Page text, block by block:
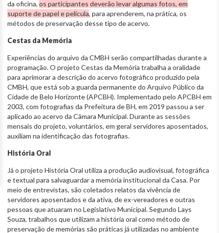
da oficina, os participantes deverão levar algumas fotos, em
suporte de papel e película, para aprenderem, na prática, os
métodos de preservação desse tipo de acervo.
Cestas da Memória
Experiências do arquivo da CMBH serão compartilhadas durante a
programação. O projeto Cestas da Memória trabalha a oralidade
para aprimorar a descrição do acervo fotográfico produzido pela
CMBH, que está sob a guarda permanente do Arquivo Público da
Cidade de Belo Horizonte (APCBH). Implementado pelo APCBH em
2003, com fotografias da Prefeitura de BH, em 2019 passou a ser
aplicado ao acervo da Câmara Municipal. Durante as sessões
mensais do projeto, voluntários, em geral servidores aposentados,
auxiliam na identificação das fotografias.
História Oral
Já o projeto História Oral utiliza a produção audiovisual, fotográfica
e textual para salvaguardar a memória institucional da Casa. Por
meio de entrevistas, são coletados relatos da vivência de
servidores aposentados e da ativa, de ex-vereadores e outras
pessoas que atuaram no Legislativo Municipal. Segundo Lays
Souza, trabalhos que utilizam a história oral como método de
preservação de memórias são práticas já utilizadas no ambiente